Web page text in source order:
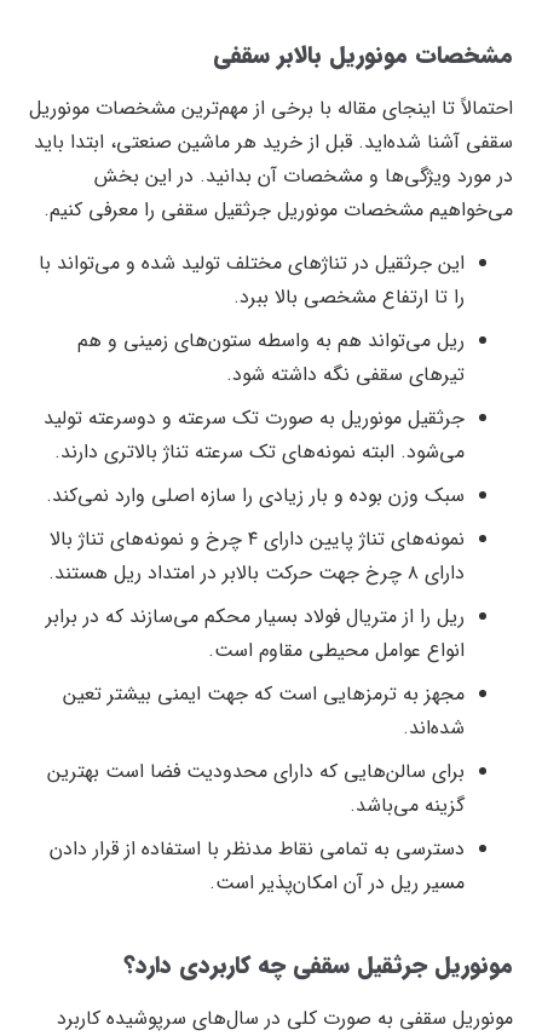
مشخصات مونوریل بالابر سقفی
احتمالاً تا اینجای مقاله با برخی از مهم‌ترین مشخصات مونوریل
سقفی آشنا شده‌اید. قبل از خرید هر ماشین صنعتی، ابتدا باید
در مورد ویژگی‌ها و مشخصات آن بدانید. در این بخش
می‌خواهیم مشخصات مونوریل جرثقیل سقفی را معرفی کنیم.
این جرثقیل در تناژ‌های مختلف تولید شده و می‌تواند با
را تا ارتفاع مشخصی بالا ببرد.
ریل می‌تواند هم به واسطه ستون‌های زمینی و هم
تیر‌های سقفی نگه داشته شود.
جرثقیل مونوریل به صورت تک سرعته و دوسرعته تولید
می‌شود. البته نمونه‌های تک سرعته تناژ بالاتری دارند.
سبک وزن بوده و بار زیادی را سازه اصلی وارد نمی‌کند.
نمونه‌های تناژ پایین دارای ۴ چرخ و نمونه‌های تناژ بالا
دارای ۸ چرخ جهت حرکت بالابر در امتداد ریل هستند.
ریل را از متریال فولاد بسیار محکم می‌سازند که در برابر
انواع عوامل محیطی مقاوم است.
مجهز به ترمز‌هایی است که جهت ایمنی بیشتر تعین
شده‌اند.
برای سالن‌هایی که دارای محدودیت فضا است بهترین
گزینه می‌باشد.
دسترسی به تمامی نقاط مدنظر با استفاده از قرار دادن
مسیر ریل در آن امکان‌پذیر است.
مونوریل جرثقیل سقفی چه کاربردی دارد؟
مونوریل سقفی به صورت کلی در سال‌های سرپوشیده کاربرد